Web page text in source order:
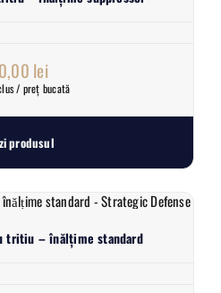
lei
/ preț bucată
produsul
tritiu – înălțime standard